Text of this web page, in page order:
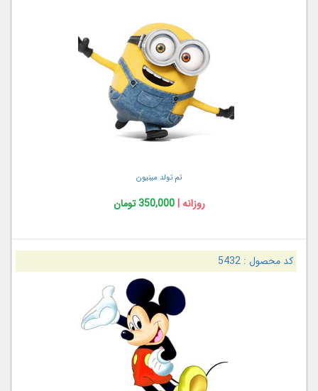
تم تولد مینیون
روزانه |350,000 تومان
کد محصول :5432